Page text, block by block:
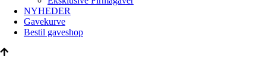
NYHEDER
Gavekurve
Bestil gaveshop